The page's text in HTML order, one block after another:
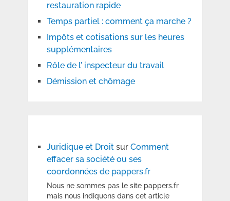
restauration rapide
Temps partiel : comment ça marche ?
Impôts et cotisations sur les heures
supplémentaires
Rôle de l’ inspecteur du travail
Démission et chômage
Juridique et Droitsur Comment
effacer sa société ou ses
coordonnées de pappers.fr
Nous ne sommes pas le site pappers.fr
mais nous indiquons dans cet article